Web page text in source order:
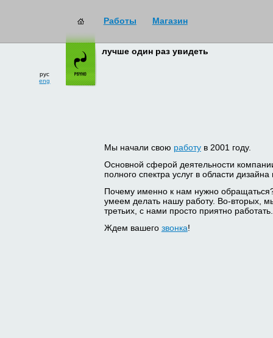
eng
лучше один раз увидеть
Мы начали свою работув 2001 году.
Основной сферой деятельности
полного спектра услуг в области
Почему именно к нам нужно
умеем делать нашу работу. Во-вторых,
третьих, с нами просто приятно работать.
Ждем вашего звонка!